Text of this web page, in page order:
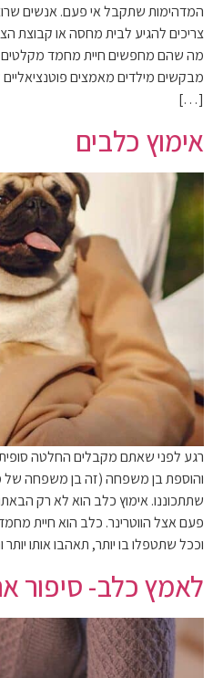
המדהימות שתקבל אי פעם. אנשים
צריכים להגיע לבית מחסה או קבוצת
מה שהם מחפשים חיית מחמד מקלטים
מבקשים מילדים מאמצים
[…]
אימוץ כלבים
רגע לפני שאתם מקבלים החלטה
והוספת בן משפחה (זה בן משפחה
שתתכוננו. אימוץ כלב הוא לא רק הבאתו
פעם אצל הווטרינר. כלב הוא חיית
וככל שתטפלו בו יותר, תאהבו אותו
לאמץ כלב- סיפור